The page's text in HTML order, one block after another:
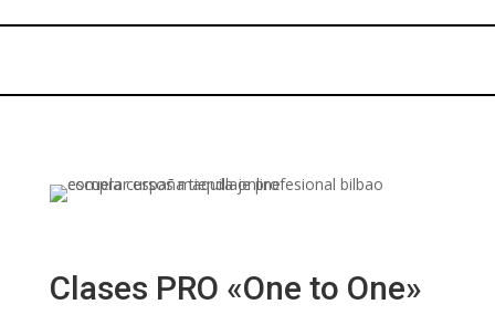
Clases PRO «One to One»